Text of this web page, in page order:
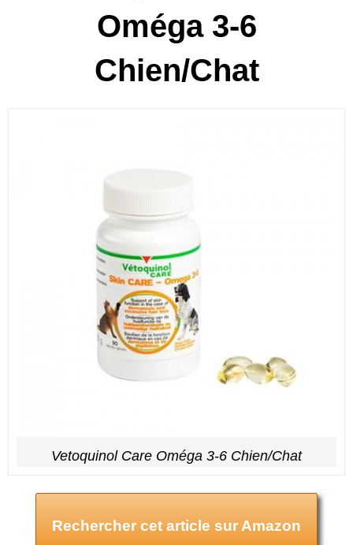
Oméga 3-6
Chien/Chat
Vetoquinol Care Oméga 3-6 Chien/Chat
Rechercher cet article sur Amazon